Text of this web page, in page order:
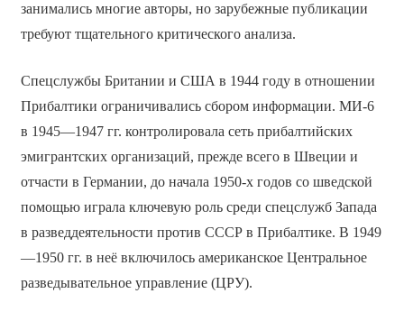
занимались многие авторы, но зарубежные публикации
требуют тщательного критического анализа.
Спецслужбы Британии и США в 1944 году в отношении
Прибалтики ограничивались сбором информации. МИ-6
в 1945—1947 гг. контролировала сеть прибалтийских
эмигрантских организаций, прежде всего в Швеции и
отчасти в Германии, до начала 1950-х годов со шведской
помощью играла ключевую роль среди спецслужб Запада
в разведдеятельности против СССР в Прибалтике. В 1949
—1950 гг. в неё включилось американское Центральное
разведывательное управление (ЦРУ).